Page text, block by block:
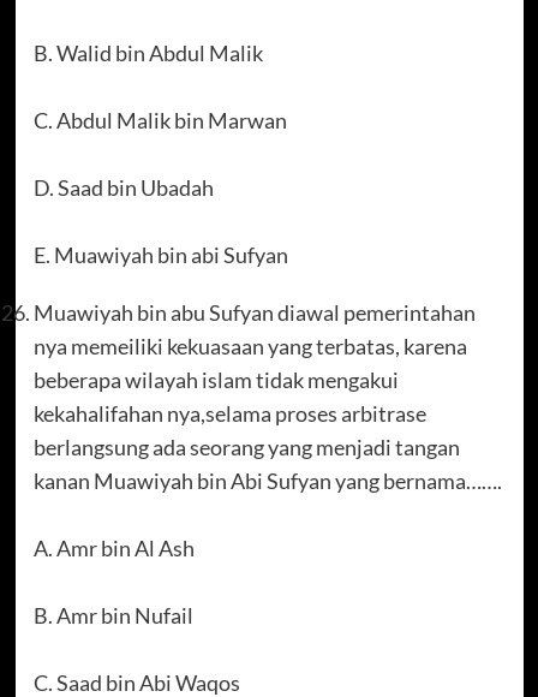
B. Walid bin Abdul Malik
C. Abdul Malik bin Marwan
D. Saad bin Ubadah
E. Muawiyah bin abi Sufyan
Muawiyah bin abu Sufyan diawal pemerintahan
nya memeiliki kekuasaan yang terbatas, karena
beberapa wilayah islam tidak mengakui
kekahalifahan nya,selama proses arbitrase
berlangsung ada seorang yang menjadi tangan
kanan Muawiyah bin Abi Sufyan yang bernama…….
A. Amr bin Al Ash
B. Amr bin Nufail
C. Saad bin Abi Waqos